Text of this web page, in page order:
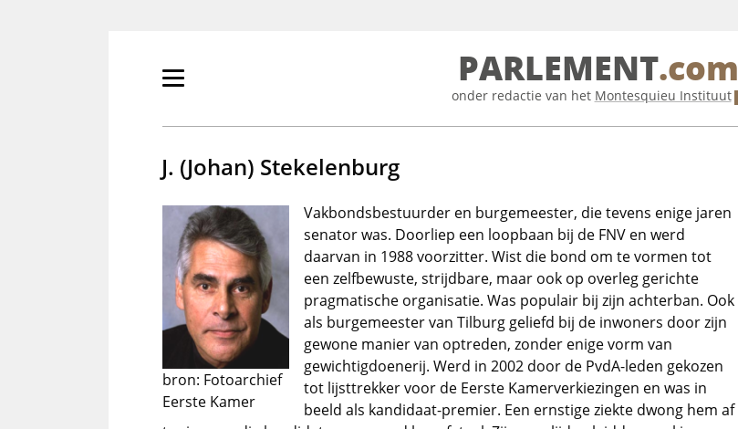
Primair
tonen/verbergen
PARLEMENT.com
onder redactie van het Montesquieu Instituut
J. (Johan) Stekelenburg
bron: Fotoarchief
Eerste Kamer
Vakbondsbestuurder en burgemeester, die tevens enige jaren
senator was. Doorliep een loopbaan bij de FNV en werd
daarvan in 1988 voorzitter. Wist die bond om te vormen tot
een zelfbewuste, strijdbare, maar ook op overleg gerichte
pragmatische organisatie. Was populair bij zijn achterban. Ook
als burgemeester van Tilburg geliefd bij de inwoners door zijn
gewone manier van optreden, zonder enige vorm van
gewichtigdoenerij. Werd in 2002 door de PvdA-leden gekozen
tot lijsttrekker voor de Eerste Kamerverkiezingen en was in
beeld als kandidaat-premier. Een ernstige ziekte dwong hem af